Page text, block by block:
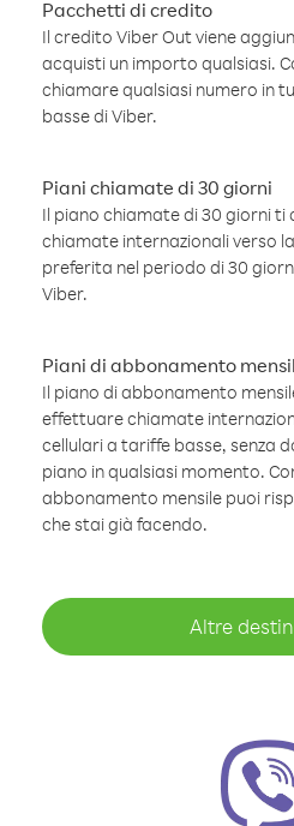
Pacchetti di credito
Il credito Viber Out viene
acquisti un importo qualsiasi.
chiamare qualsiasi numero in
basse di Viber.
Piani chiamate di 30 giorni
Il piano chiamate di 30 giorni ti
chiamate internazionali verso
preferita nel periodo di 30
Viber.
Piani di abbonamento
Il piano di abbonamento
effettuare chiamate
cellulari a tariffe basse, senza
piano in qualsiasi momento.
abbonamento mensile puoi
che stai già facendo.
Altre